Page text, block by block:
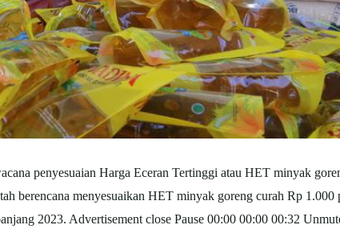
penyesuaian Harga Eceran Tertinggi atau HET minyak
berencana menyesuaikan HET minyak goreng curah Rp
2023. Advertisement close Pause 00:00 00:00 00:32